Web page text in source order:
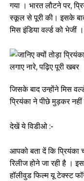
गया । भारत लौटने पर,
स्कूल से पूरी की। इसके
मिस इंडिया वर्ल्ड को भेजीं ।
जिसके बाद उन्होंने मिस
प्रियंका ने पीछे मुड़कर नहीं
देखें ये विडीओ :-
आपको बता दें कि प्रियंका
रिलीज होने जा रही है ।
हॉलीवुड फिल्म यू टेक्स्ट